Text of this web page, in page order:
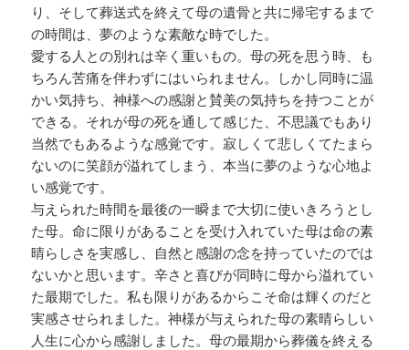
り、そして葬送式を終えて母の遺骨と共に帰宅するまで
の時間は、夢のような素敵な時でした。
愛する人との別れは辛く重いもの。母の死を思う時、も
ちろん苦痛を伴わずにはいられません。しかし同時に温
かい気持ち、神様への感謝と賛美の気持ちを持つことが
できる。それが母の死を通して感じた、不思議でもあり
当然でもあるような感覚です。寂しくて悲しくてたまら
ないのに笑顔が溢れてしまう、本当に夢のような心地よ
い感覚です。
与えられた時間を最後の一瞬まで大切に使いきろうとし
た母。命に限りがあることを受け入れていた母は命の素
晴らしさを実感し、自然と感謝の念を持っていたのでは
ないかと思います。辛さと喜びが同時に母から溢れてい
た最期でした。私も限りがあるからこそ命は輝くのだと
実感させられました。神様が与えられた母の素晴らしい
人生に心から感謝しました。母の最期から葬儀を終える